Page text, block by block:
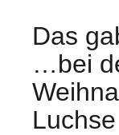
Das
…bei
Luchse